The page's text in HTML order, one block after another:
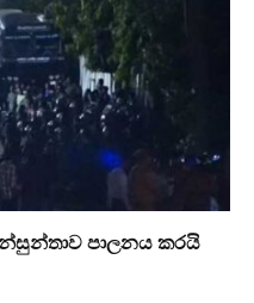
පාලනය කරයි